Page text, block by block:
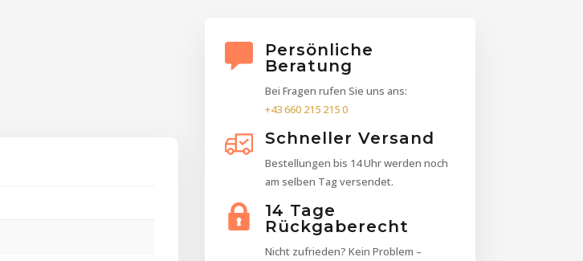
Persönliche
Beratung
Bei Fragen rufen Sie uns ans:
+43 660 215 215 0
Schneller Versand
Bestellungen bis 14 Uhr werden noch
am selben Tag versendet.
14 Tage
Rückgaberecht
Nicht zufrieden? Kein Problem –